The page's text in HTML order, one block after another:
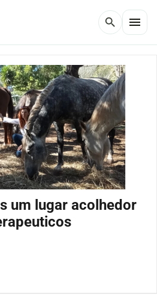
search menu
um lugar acolhedor